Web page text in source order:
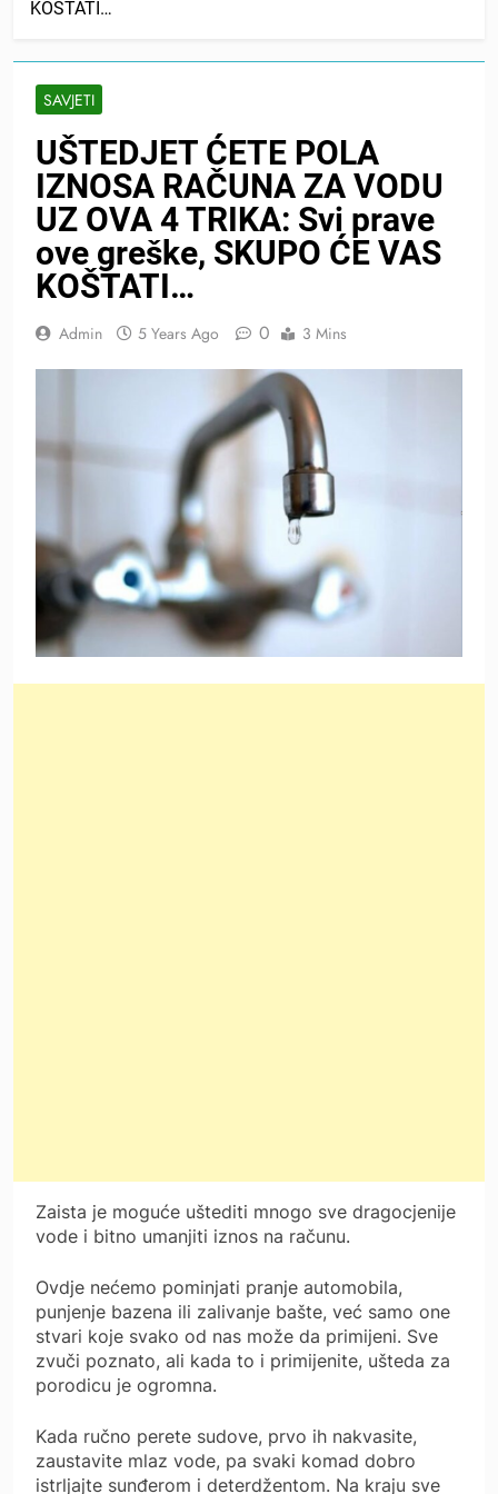
KOŠTATI…
SAVJETI
UŠTEDJET ĆETE POLA
IZNOSA RAČUNA ZA VODU
UZ OVA 4 TRIKA: Svi prave
ove greške, SKUPO ĆE VAS
KOŠTATI…
Admin 5 Years Ago 0 3 Mins
Zaista je moguće uštediti mnogo sve dragocjenije
vode i bitno umanjiti iznos na računu.
Ovdje nećemo pominjati pranje automobila,
punjenje bazena ili zalivanje bašte, već samo one
stvari koje svako od nas može da primijeni. Sve
zvuči poznato, ali kada to i primijenite, ušteda za
porodicu je ogromna.
Kada ručno perete sudove, prvo ih nakvasite,
zaustavite mlaz vode, pa svaki komad dobro
istrljajte sunđerom i deterdžentom. Na kraju sve